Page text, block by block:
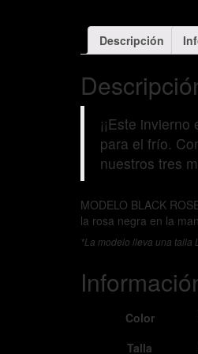
Descripción
¡¡Este
para el frío.
nuestros tres
MODELO BLACK
la rosa negra en la
*La modelo lleva una talla L
Color
Talla